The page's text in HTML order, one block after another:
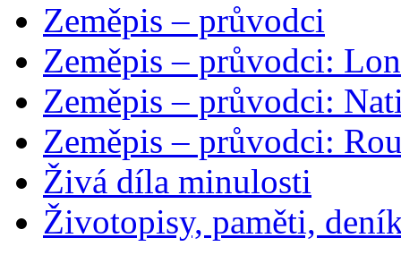
Zeměpis – průvodci
Zeměpis – průvodci:
Zeměpis – průvodci:
Zeměpis – průvodci:
Živá díla minulosti
Životopisy, paměti,